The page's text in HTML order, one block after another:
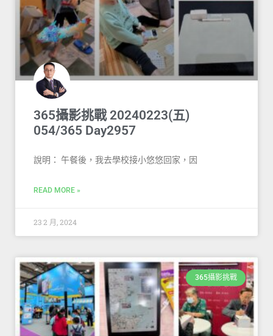
365攝影挑戰 20240223(五)
054/365 Day2957
說明： 午餐後，我去學校接小悠悠回家，因
READ MORE »
23 2 月, 2024
365攝影挑戰